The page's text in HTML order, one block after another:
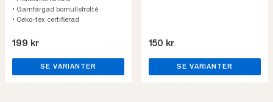
• Garnfärgad bomullsfrotté
• Oeko-tex certifierad
199 kr
SE VARIANTER
150 kr
SE VARIANTER